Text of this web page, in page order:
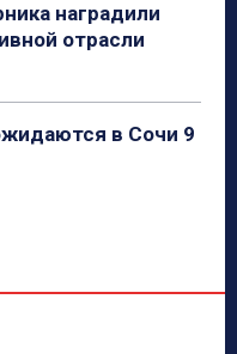
наградили
отрасли
в Сочи 9